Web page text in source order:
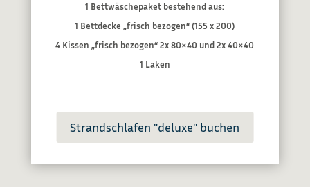
1 Bettwäschepaket bestehend aus:
1 Bettdecke „frisch bezogen“ (155 x 200)
4 Kissen „frisch bezogen“ 2x 80×40 und 2x 40×40
1 Laken
Strandschlafen "deluxe" buchen